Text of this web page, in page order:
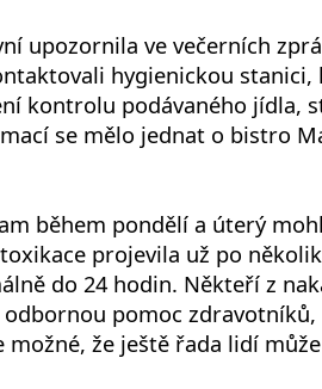
upozornila ve večerních
hygienickou stanici,
kontrolu podávaného jídla,
se mělo jednat o bistro
během pondělí a úterý
projevila už po
do 24 hodin. Někteří z
pomoc
možné, že ještě řada lidí